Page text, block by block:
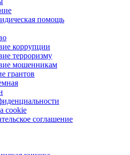
помощь
коррупции
терроризму
мошенникам
грантов
cookie
соглашение